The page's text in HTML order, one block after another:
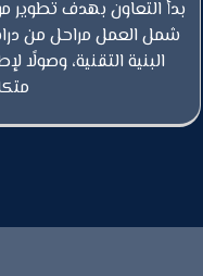
بدأ التعاون بهدف تطوير
شمل العمل مراحل من
البنية التقنية،